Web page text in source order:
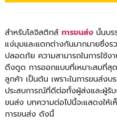
สำหรับโลจิสติกส์ การขนส่ง นั้นบ
แง่มุมและแตกต่างกันมากมายซึ่ง
ปลอดภัย ความสามารถในการใช้
ดึงดูด การออกแบบที่เหมาะสมที่สุ
ลูกค้า เป็นต้น เพราะในการขนส่ง
ประสบการณ์ที่ดีต่อทั้งผู้ส่งและผู้รับ
ขนส่ง บทความต่อไปนี้จะแสดงใ
การขนส่ง ดังนี้